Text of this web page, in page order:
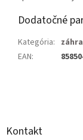
Dodatočné
Kategória:
EAN:
Kontakt